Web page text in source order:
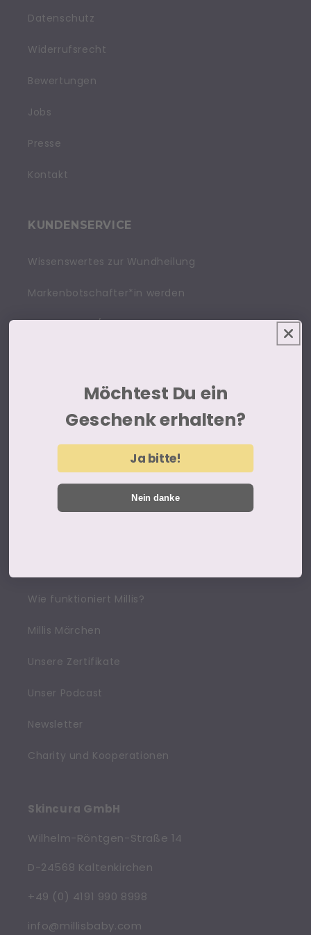
Datenschutz
Widerrufsrecht
Bewertungen
Jobs
Presse
Kontakt
KUNDENSERVICE
Wissenswertes zur Wundheilung
Markenbotschafter*in werden
Händlerseite / B2B
Referenzen
Rückerstattungsrichtlinie
Wie funktioniert Millis?
Millis Märchen
Unsere Zertifikate
Unser Podcast
Newsletter
Charity und Kooperationen
Skincura GmbH
Wilhelm-Röntgen-Straße 14
D-24568 Kaltenkirchen
+49 (0) 4191 990 8998
info@millisbaby.com
Möchtest Du ein
Geschenk erhalten?
Ja bitte!
Nein danke